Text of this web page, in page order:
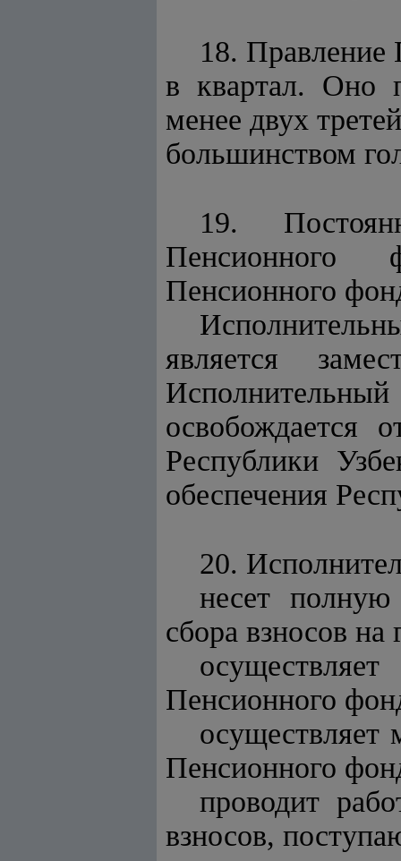
18. Правление
в квартал. Оно
менее двух
большинством
19.
Пенсионного
Пенсионного
является
освобождается
Республики
обеспечения
20.
несет полную
сбора взносов на
Пенсионного
осуществляет
Пенсионного
проводит
взносов,